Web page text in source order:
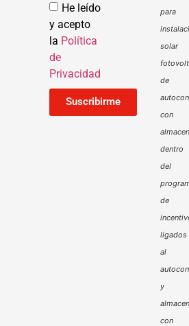
He leído
y acepto
la Política
de
Privacidad
Suscribirme
para
solar
de
con
dentro
del
de
ligados
al
y
con